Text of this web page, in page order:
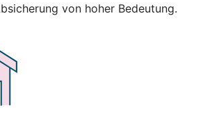
von hoher Bedeutung.